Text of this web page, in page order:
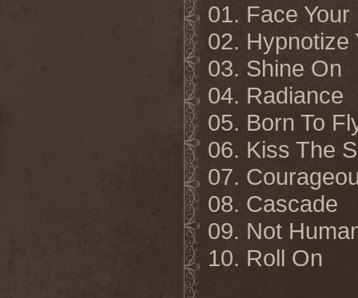
01. Face Your
02. Hypnotize
03. Shine On
04. Radiance
05. Born To
06. Kiss The
07.
08. Cascade
09. Not
10. Roll On